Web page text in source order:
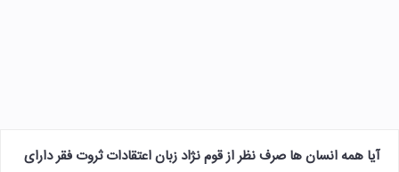
آیا همه انسان ها صرف نظر از قوم نژاد زبان اعتقادات ثروت فقر دارای